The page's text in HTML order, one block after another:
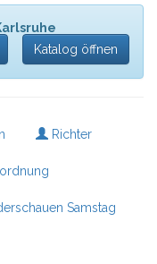
Katalog öffnen
Richter
Samstag